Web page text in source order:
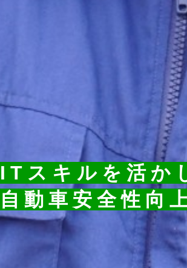
ITスキルを活か
自動車安全性向